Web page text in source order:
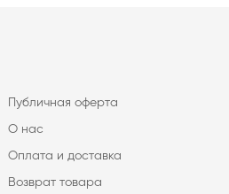
Публичная оферта
О нас
Оплата и доставка
Возврат товара